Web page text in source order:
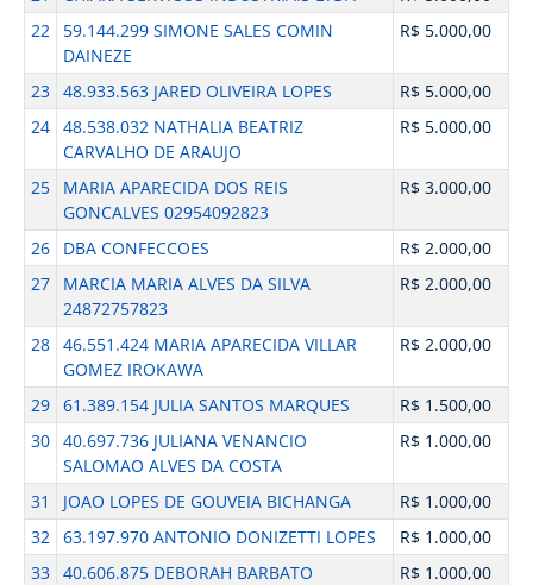
22
59.144.299 SIMONE SALES COMIN
DAINEZE
R$ 5.000,00
23 48.933.563 JARED OLIVEIRA LOPES
R$ 5.000,00
24 48.538.032 NATHALIA BEATRIZ
CARVALHO DE ARAUJO
R$ 5.000,00
25
MARIA APARECIDA DOS REIS
GONCALVES 02954092823
R$ 3.000,00
26 DBA CONFECCOES
R$ 2.000,00
27
MARCIA MARIA ALVES DA SILVA
24872757823
R$ 2.000,00
28 46.551.424 MARIA APARECIDA VILLAR
GOMEZ IROKAWA
R$ 2.000,00
29 61.389.154 JULIA SANTOS MARQUES
R$ 1.500,00
30 40.697.736 JULIANA VENANCIO
SALOMAO ALVES DA COSTA
R$ 1.000,00
31 JOAO LOPES DE GOUVEIA BICHANGA
R$ 1.000,00
32 63.197.970 ANTONIO DONIZETTI LOPES
R$ 1.000,00
33 40.606.875 DEBORAH BARBATO
R$ 1.000,00